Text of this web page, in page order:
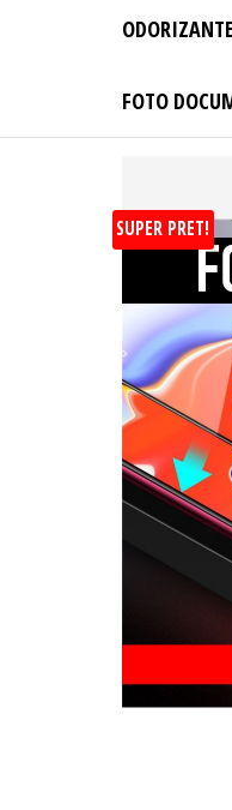
FOTO
SUPER PRET!